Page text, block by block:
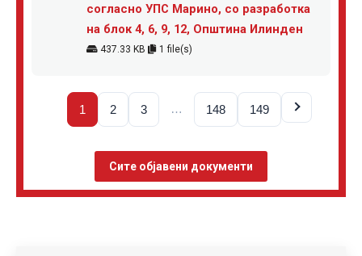
согласно УПС Марино, со разработка
на блок 4, 6, 9, 12, Општина Илинден
437.33 KB 1 file(s)
1 2 3 … 148 149
Сите објавени документи